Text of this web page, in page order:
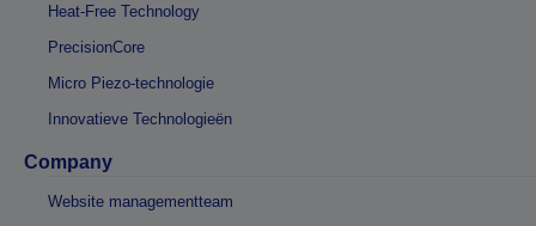
Heat-Free Technology
PrecisionCore
Micro Piezo-technologie
Innovatieve Technologieën
Company
Website managementteam